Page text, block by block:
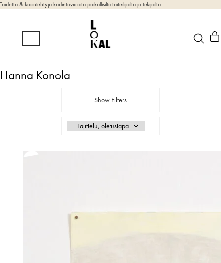
Taidetta & käsintehtyjä kodintavaroita paikallisilta taiteilijoilta ja tekijöiltä.
Hanna Konola
Show Filters